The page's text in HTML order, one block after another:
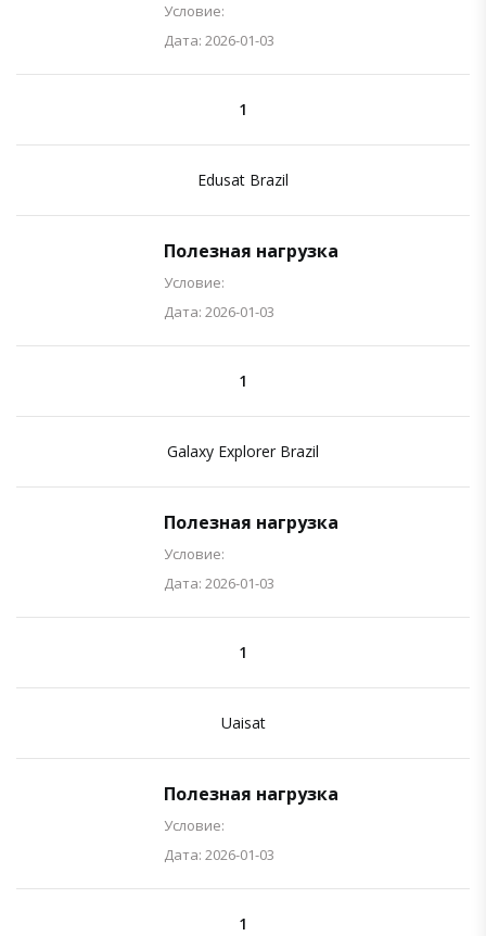
Условие:
Дата: 2026-01-03
1
Edusat Brazil
Полезная нагрузка
Условие:
Дата: 2026-01-03
1
Galaxy Explorer Brazil
Полезная нагрузка
Условие:
Дата: 2026-01-03
1
Uaisat
Полезная нагрузка
Условие:
Дата: 2026-01-03
1